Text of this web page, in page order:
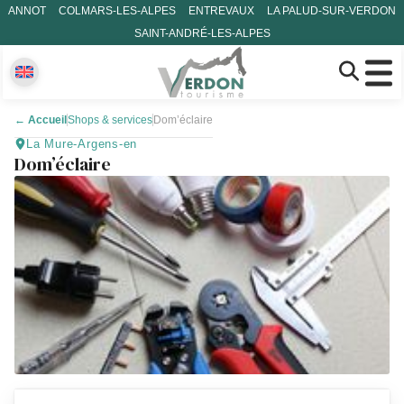
ANNOT COLMARS-LES-ALPES ENTREVAUX
LA PALUD-SUR-VERDON
SAINT-ANDRÉ-LES-ALPES
← Accueil Shops & services Dom’éclaire
La Mure-Argens-en
Dom’éclaire